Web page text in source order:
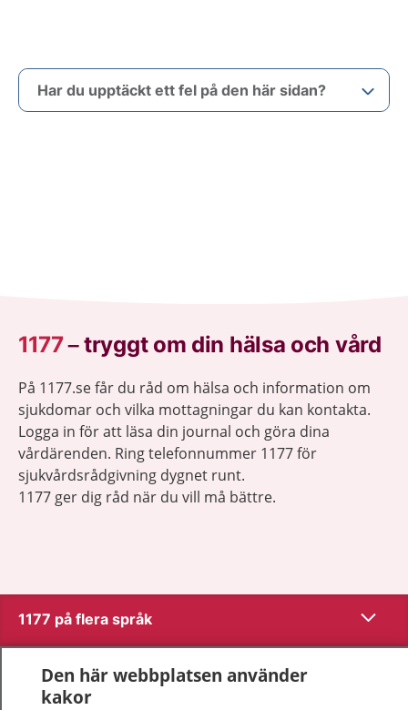
Har du upptäckt ett fel på den här sidan?
1177–tryggt om din hälsa och vård
På 1177.se får du råd om hälsa och information om
sjukdomar och vilka mottagningar du kan kontakta.
Logga in för att läsa din journal och göra dina
vårdärenden. Ring telefonnummer 1177 för
sjukvårdsrådgivning dygnet runt.
1177 ger dig råd när du vill må bättre.
1177 på flera språk Visa
Om 1177
Den här webbplatsen använder
kakor